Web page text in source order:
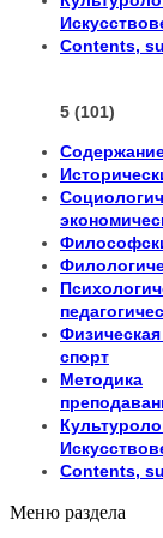
Contents,
5 (101)
спорт
Методика
Contents,
Меню раздела